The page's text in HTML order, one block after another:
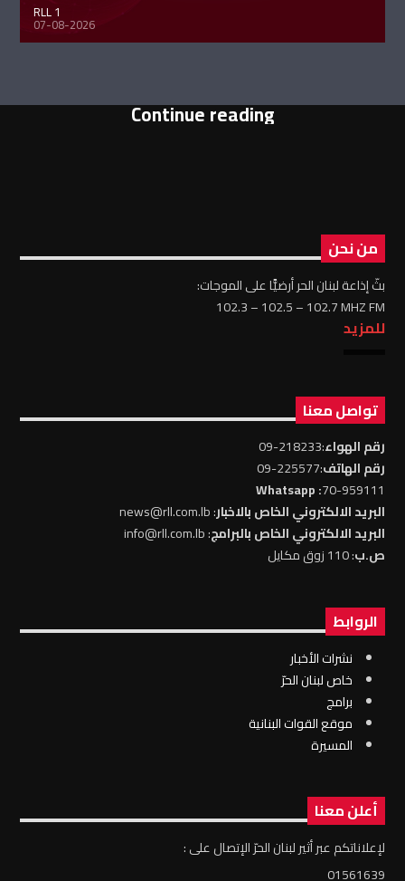
RLL 1
07-08-2026
Continue reading
من نحن
بثّ إذاعة لبنان الحر أرضيًّا على الموجات:
102.3 – 102.5 – 102.7 MHZ FM
للمزيد
تواصل معنا
رقم الهواء:218233-09
رقم الهاتف:225577-09
70-959111
: Whatsapp
البريد الالكتروني الخاص بالاخبار: news@rll.com.lb
البريد الالكتروني الخاص بالبرامج: info@rll.com.lb
ص.ب: 110 زوق مكايل
الروابط
نشرات الأخبار
خاص لبنان الحرّ
برامج
موقع القوات البنانية
المسيرة
أعلن معنا
لإعلاناتكم عبر أثير لبنان الحرّ الإتصال على :
01561639